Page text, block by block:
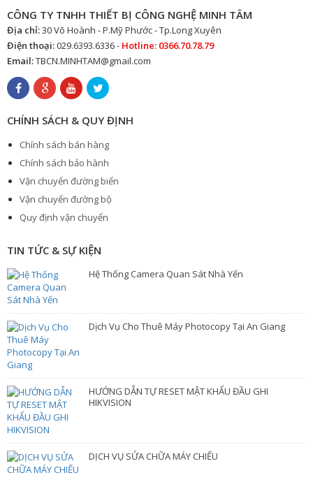
CÔNG TY TNHH THIẾT BỊ CÔNG NGHỆ MINH TÂM
Địa chỉ:30 Võ Hoành - P.Mỹ Phước - Tp.Long Xuyên
Điện thoại:029.6393.6336 - Hotline: 0366.70.78.79
Email:TBCN.MINHTAM@gmail.com
CHÍNH SÁCH & QUY ĐỊNH
Chính sách bán hàng
Chính sách bảo hành
Vận chuyển đường biển
Vận chuyển đường bộ
Quy định vận chuyển
TIN TỨC & SỰ KIỆN
Hệ Thống Camera Quan Sát Nhà Yến
Dịch Vụ Cho Thuê Máy Photocopy Tại An Giang
HƯỚNG DẪN TỰ RESET MẬT KHẨU ĐẦU GHI
HIKVISION
DỊCH VỤ SỬA CHỮA MÁY CHIẾU